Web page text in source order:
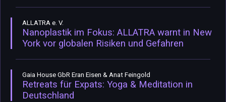
ALLATRA e. V.
Nanoplastik im Fokus: ALLATRA warnt in New
York vor globalen Risiken und Gefahren
Gaia House GbR Eran Eisen & Anat Feingold
Retreats für Expats: Yoga & Meditation in
Deutschland